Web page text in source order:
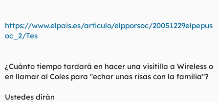
https://www.elpais.es/articulo/elpporsoc/20051229elpepus
oc_2/Tes
¿Cuánto tiempo tardará en hacer una visitilla a Wireless o
en llamar al Coles para "echar unas risas con la familia"?
Ustedes dirán